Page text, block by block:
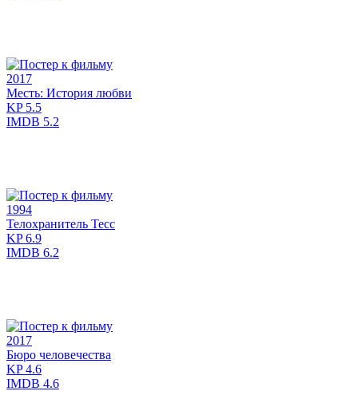
2017
Месть: История любви
KP5.5
IMDB 5.2
1994
Телохранитель Тесс
KP6.9
IMDB 6.2
2017
Бюро человечества
KP4.6
IMDB 4.6